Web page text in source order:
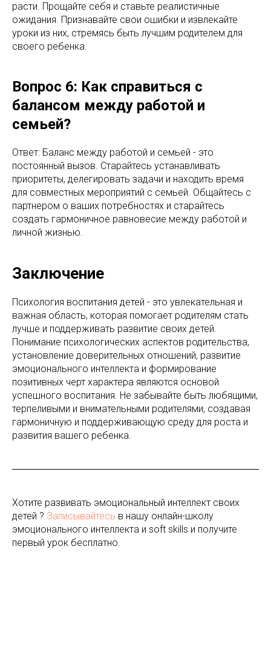
расти. Прощайте себя и ставьте реалистичные
ожидания. Признавайте свои ошибки и извлекайте
уроки из них, стремясь быть лучшим родителем для
своего ребенка.
Вопрос 6: Как справиться с
балансом между работой и
семьей?
Ответ: Баланс между работой и семьей - это
постоянный вызов. Старайтесь устанавливать
приоритеты, делегировать задачи и находить время
для совместных мероприятий с семьей. Общайтесь с
партнером о ваших потребностях и старайтесь
создать гармоничное равновесие между работой и
личной жизнью.
Заключение
Психология воспитания детей - это увлекательная и
важная область, которая помогает родителям стать
лучше и поддерживать развитие своих детей.
Понимание психологических аспектов родительства,
установление доверительных отношений, развитие
эмоционального интеллекта и формирование
позитивных черт характера являются основой
успешного воспитания. Не забывайте быть любящими,
терпеливыми и внимательными родителями, создавая
гармоничную и поддерживающую среду для роста и
развития вашего ребенка.
Хотите развивать эмоциональный интеллект своих
детей ? Записывайтесь в нашу онлайн-школу
эмоционального интеллекта и soft skills и получите
первый урок бесплатно.